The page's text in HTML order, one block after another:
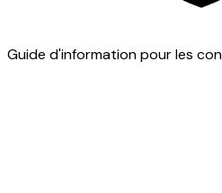
Guide d'information pour les